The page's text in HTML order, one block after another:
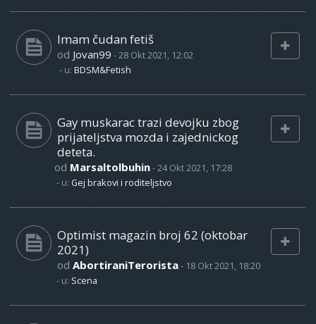
Imam čudan fetiš
od Jovan99 -28 Okt 2021, 12:02
- u: BDSM&Fetish
Gay muskarac trazi devojku zbog
prijateljstva mozda i zajednickog
deteta.
od Marsaltolbuhin-24 Okt 2021, 17:28
- u: Gej brakovi i roditeljstvo
Optimist magazin broj 62 (oktobar
2021)
od AbortiraniTerorista- 18 Okt 2021, 18:20
- u: Scena